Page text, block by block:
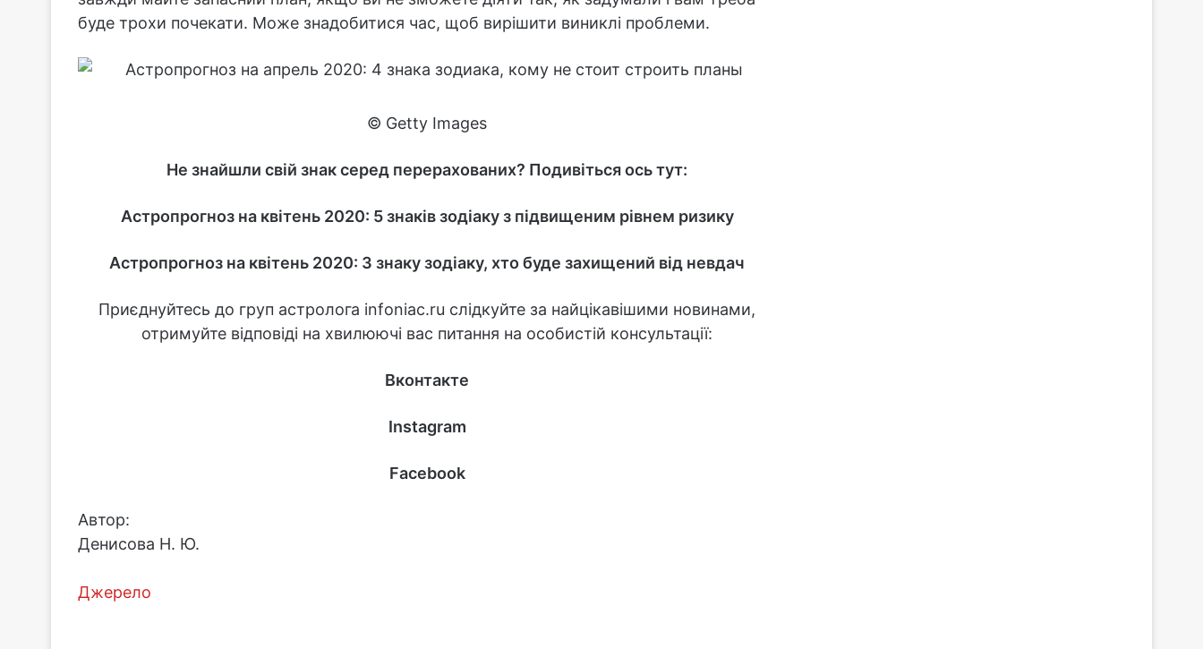
буде трохи почекати. Може знадобитися час, щоб вирішити виниклі проблеми.
© Getty Images
Не знайшли свій знак серед перерахованих? Подивіться ось тут:
Астропрогноз на квітень 2020: 5 знаків зодіаку з підвищеним рівнем ризику
Астропрогноз на квітень 2020: 3 знаку зодіаку, хто буде захищений від невдач
Приєднуйтесь до груп астролога infoniac.ru слідкуйте за найцікавішими новинами,
отримуйте відповіді на хвилюючі вас питання на особистій консультації:
Вконтакте
Instagram
Facebook
Автор:
Денисова Н. Ю.
Джерело